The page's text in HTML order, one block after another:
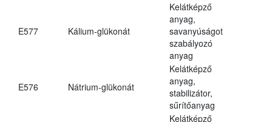
E577 Kálium-glükonát
Kelátképző
anyag,
savanyúságot
szabályozó
anyag
E576 Nátrium-glükonát
Kelátképző
anyag,
stabilizátor,
sűrítőanyag
Kelátképző